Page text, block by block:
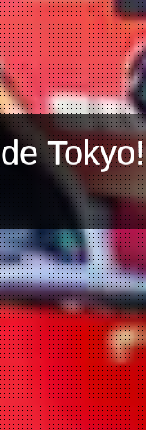
Tokyo!